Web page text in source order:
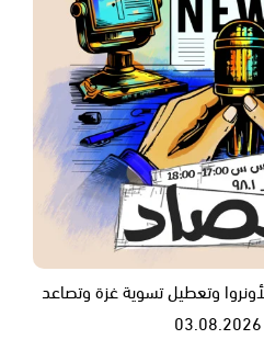
وتعطيل تسوية غزة وتصاعد